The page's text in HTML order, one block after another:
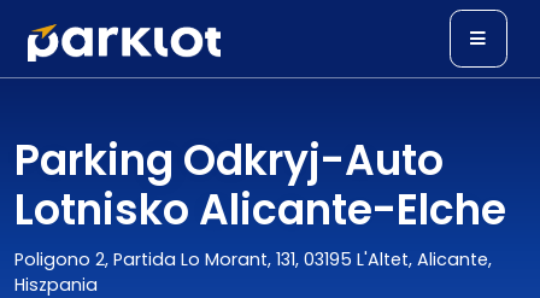
Parking Odkryj-Auto
Lotnisko Alicante-Elche
Poligono 2, Partida Lo Morant, 131, 03195 L'Altet, Alicante,
Hiszpania